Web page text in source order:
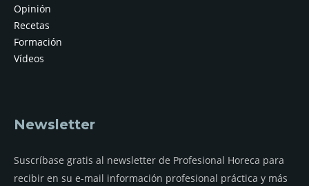
Opinión
Recetas
Formación
Vídeos
Newsletter
Suscríbase gratis al newsletter de Profesional Horeca para
recibir en su e-mail información profesional práctica y más